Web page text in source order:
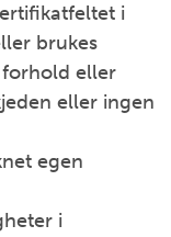
i
brukes
forhold eller
eller ingen
egen
i